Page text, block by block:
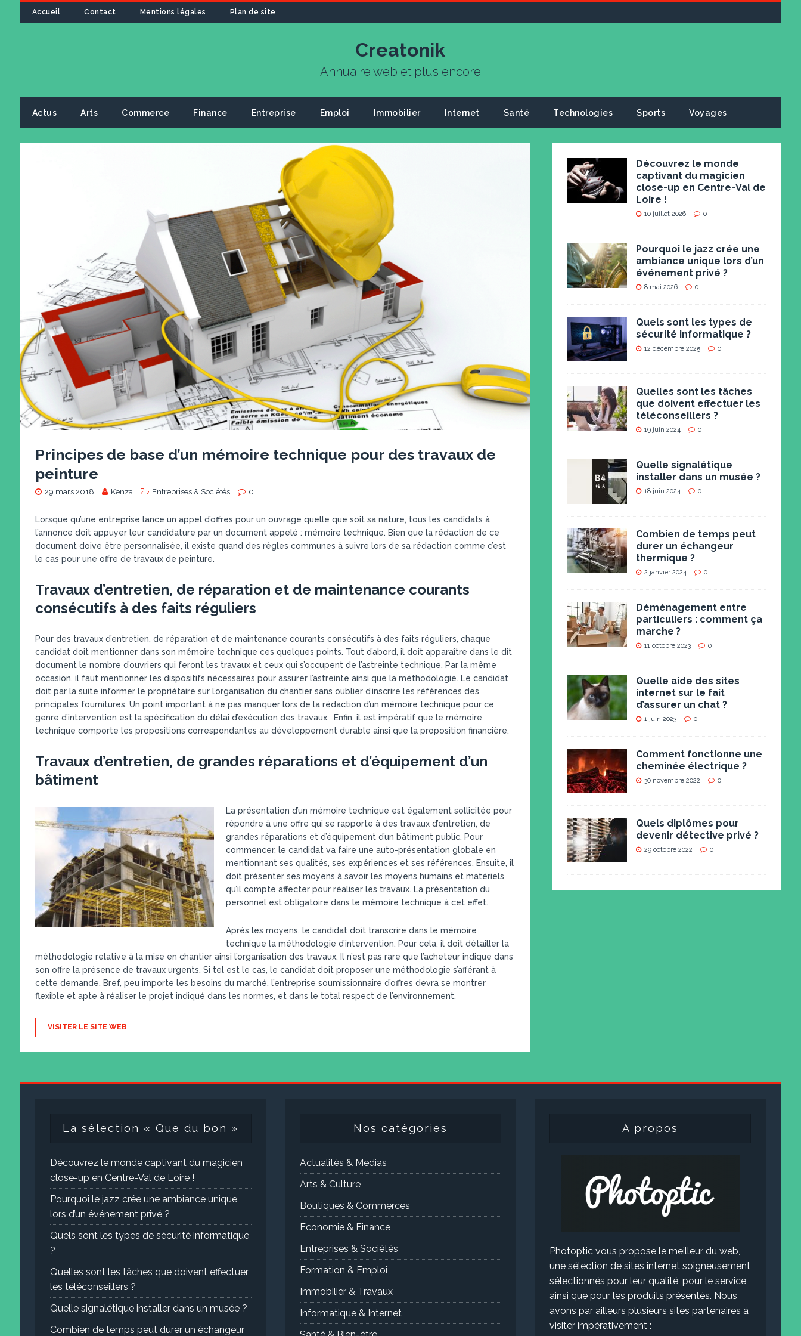
Accueil Contact Mentions légales Plan de site
Creatonik
Annuaire web et plus encore
Actus Arts Commerce Finance Entreprise Emploi Immobilier Internet Santé Technologies Sports Voyages
Principes de base d’un mémoire technique pour des travaux de
peinture
29 mars 2018 Kenza Entreprises & Sociétés 0
Lorsque qu’une entreprise lance un appel d’offres pour un ouvrage quelle que soit sa nature, tous les candidats à
l’annonce doit appuyer leur candidature par un document appelé : mémoire technique. Bien que la rédaction de ce
document doive être personnalisée, il existe quand des règles communes à suivre lors de sa rédaction comme c’est
le cas pour une offre de travaux de peinture.
Travaux d’entretien, de réparation et de maintenance courants
consécutifs à des faits réguliers
Pour des travaux d’entretien, de réparation et de maintenance courants consécutifs à des faits réguliers, chaque
candidat doit mentionner dans son mémoire technique ces quelques points. Tout d’abord, il doit apparaître dans le dit
document le nombre d’ouvriers qui feront les travaux et ceux qui s’occupent de l’astreinte technique. Par la même
occasion, il faut mentionner les dispositifs nécessaires pour assurer l’astreinte ainsi que la méthodologie. Le candidat
doit par la suite informer le propriétaire sur l’organisation du chantier sans oublier d’inscrire les références des
principales fournitures. Un point important à ne pas manquer lors de la rédaction d’un mémoire technique pour ce
genre d’intervention est la spécification du délai d’exécution des travaux. Enfin, il est impératif que le mémoire
technique comporte les propositions correspondantes au développement durable ainsi que la proposition financière.
Travaux d’entretien, de grandes réparations et d’équipement d’un
bâtiment
La présentation d’un mémoire technique est également sollicitée pour
répondre à une offre qui se rapporte à des travaux d’entretien, de
grandes réparations et d’équipement d’un bâtiment public. Pour
commencer, le candidat va faire une auto-présentation globale en
mentionnant ses qualités, ses expériences et ses références. Ensuite, il
doit présenter ses moyens à savoir les moyens humains et matériels
qu’il compte affecter pour réaliser les travaux. La présentation du
personnel est obligatoire dans le mémoire technique à cet effet.
Après les moyens, le candidat doit transcrire dans le mémoire
technique la méthodologie d’intervention. Pour cela, il doit détailler la
méthodologie relative à la mise en chantier ainsi l’organisation des travaux. Il n’est pas rare que l’acheteur indique dans
son offre la présence de travaux urgents. Si tel est le cas, le candidat doit proposer une méthodologie s’afférant à
cette demande. Bref, peu importe les besoins du marché, l’entreprise soumissionnaire d’offres devra se montrer
flexible et apte à réaliser le projet indiqué dans les normes, et dans le total respect de l’environnement.
VISITER LE SITE WEB
Découvrez le monde
captivant du magicien
close-up en Centre-Val de
Loire !
10 juillet 2026 0
Pourquoi le jazz crée une
ambiance unique lors d’un
événement privé ?
8 mai 2026 0
Quels sont les types de
sécurité informatique ?
12 décembre 2025 0
Quelles sont les tâches
que doivent effectuer les
téléconseillers ?
19 juin 2024 0
Quelle signalétique
installer dans un musée ?
18 juin 2024 0
Combien de temps peut
durer un échangeur
thermique ?
2 janvier 2024 0
Déménagement entre
particuliers : comment ça
marche ?
11 octobre 2023 0
Quelle aide des sites
internet sur le fait
d’assurer un chat ?
1 juin 2023 0
Comment fonctionne une
cheminée électrique ?
30 novembre 2022 0
Quels diplômes pour
devenir détective privé ?
29 octobre 2022 0
La sélection « Que du bon »
Découvrez le monde captivant du magicien
close-up en Centre-Val de Loire !
Pourquoi le jazz crée une ambiance unique
lors d’un événement privé ?
Quels sont les types de sécurité informatique
?
Quelles sont les tâches que doivent effectuer
les téléconseillers ?
Quelle signalétique installer dans un musée ?
Combien de temps peut durer un échangeur
Nos catégories
Actualités & Medias
Arts & Culture
Boutiques & Commerces
Economie & Finance
Entreprises & Sociétés
Formation & Emploi
Immobilier & Travaux
Informatique & Internet
A propos
Photoptic vous propose le meilleur du web,
une sélection de sites internet soigneusement
sélectionnés pour leur qualité, pour le service
ainsi que pour les produits présentés. Nous
avons par ailleurs plusieurs sites partenaires à
visiter impérativement :